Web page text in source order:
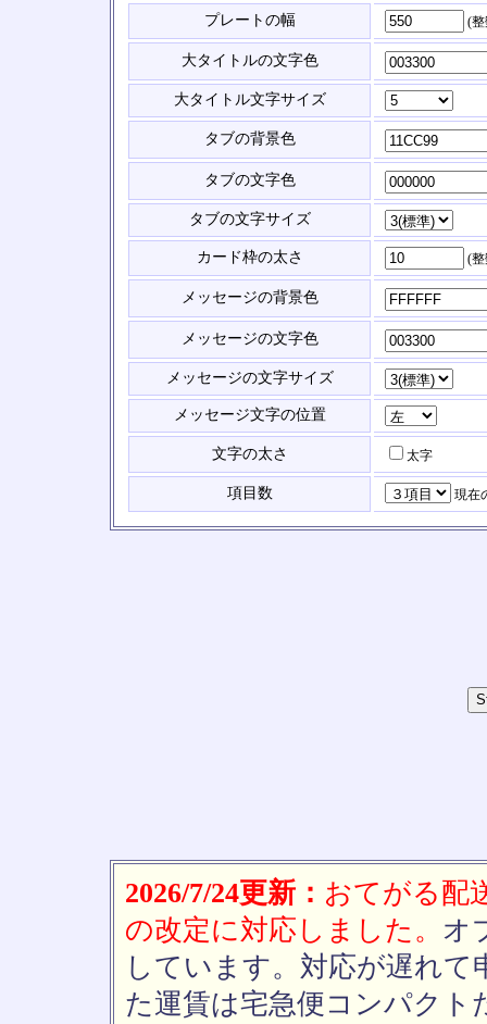
プレートの幅 (
大タイトルの文字色
大タイトル文字サイズ
タブの背景色
タブの文字色
タブの文字サイズ
カード枠の太さ (
メッセージの背景色
メッセージの文字色
メッセージの文字サイズ
メッセージ文字の位置
文字の太さ 太字
項目数 現在
2026/7/24更新： おてがる配
の改定に対応しました。 オ
しています。対応が遅れ
た運賃は宅急便コンパクト